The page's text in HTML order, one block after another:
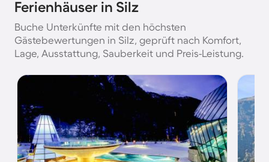
Ferienhäuser in Silz
Buche Unterkünfte mit den höchsten
Gästebewertungen in Silz, geprüft nach Komfort,
Lage, Ausstattung, Sauberkeit und Preis-Leistung.